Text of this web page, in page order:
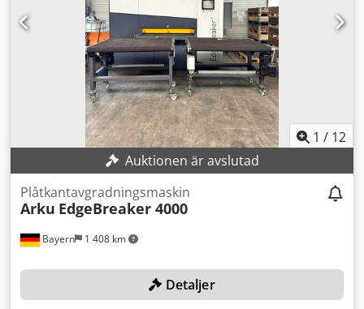
registreringsnummer: DE 51395731 Varvtal/min: 1000–3800
1 / 12
Auktionen är avslutad
Bayern 1 408 km
Plåtkantavgradningsmaskin
Arku EdgeBreaker 4000
Detaljer